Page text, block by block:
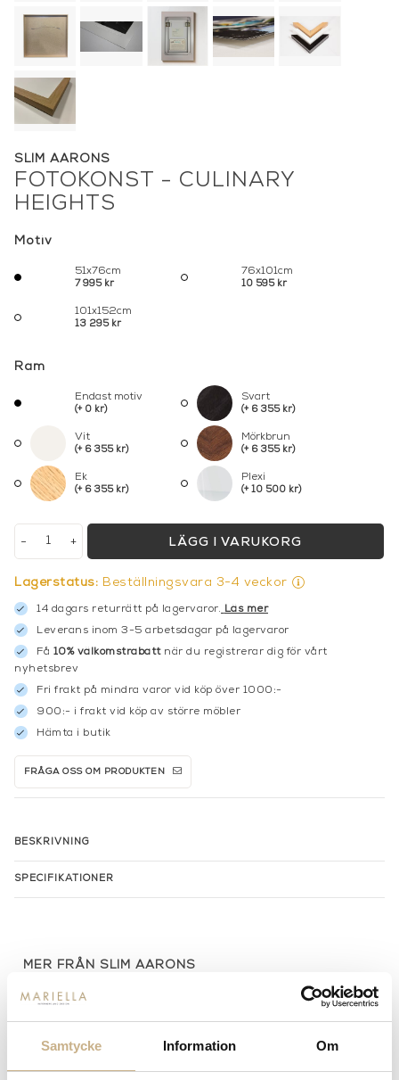
Samtycke Information Om
SLIM AARONS
FOTOKONST - CULINARY
HEIGHTS
Motiv
51x76cm
7 995 kr
76x101cm
10 595 kr
101x152cm
13 295 kr
Ram
Endast motiv
(+ 0 kr)
Svart
(+ 6 355 kr)
Vit
(+ 6 355 kr)
Mörkbrun
(+ 6 355 kr)
Ek
(+ 6 355 kr)
Plexi
(+ 10 500 kr)
+
- LÄGG I VARUKORG
Lagerstatus: Beställningsvara 3-4 veckor
14 dagars returrätt på lagervaror. Läs mer
Leverans inom 3-5 arbetsdagar på lagervaror
Få 10% välkomstrabattnär du registrerar dig för vårt
nyhetsbrev
Fri frakt på mindra varor vid köp över 1000:-
900:- i frakt vid köp av större möbler
Hämta i butik
FRÅGA OSS OM PRODUKTEN
BESKRIVNING
SPECIFIKATIONER
MER FRÅN SLIM AARONS